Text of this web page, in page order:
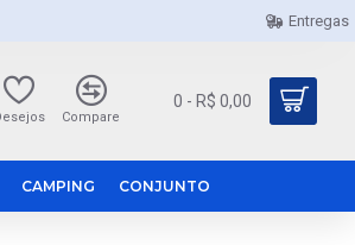
Entregas
Compare
0 - R$ 0,00
CAMPING CONJUNTO